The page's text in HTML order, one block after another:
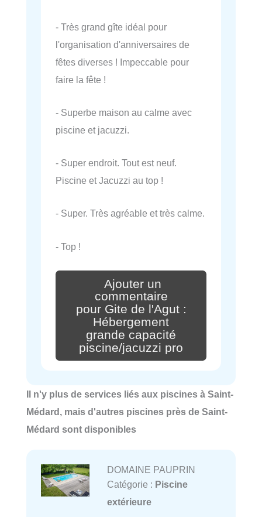
- Très grand gîte idéal pour
l'organisation d'anniversaires de
fêtes diverses ! Impeccable pour
faire la fête !
- Superbe maison au calme avec
piscine et jacuzzi.
- Super endroit. Tout est neuf.
Piscine et Jacuzzi au top !
- Super. Très agréable et très calme.
- Top !
Ajouter un
commentaire
pour Gite de l'Agut :
Hébergement
grande capacité
piscine/jacuzzi pro
Il n'y plus de services liés aux piscines à Saint-
Médard, mais d'autres piscines près de Saint-
Médard sont disponibles
DOMAINE PAUPRIN
Catégorie : Piscine
extérieure